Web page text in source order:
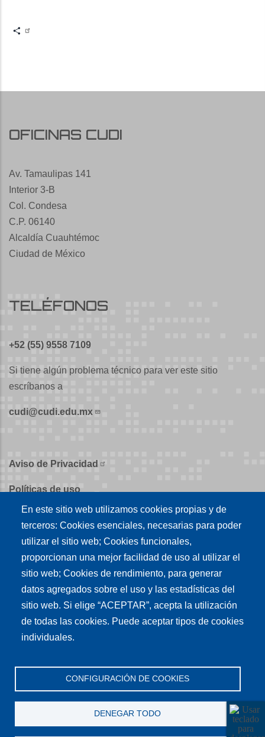
Share
En este sitio web utilizamos cookies propias y de
terceros: Cookies esenciales, necesarias para poder
utilizar el sitio web; Cookies funcionales,
proporcionan una mejor facilidad de uso al utilizar el
sitio web; Cookies de rendimiento, para generar
datos agregados sobre el uso y las estadísticas del
sitio web. Si elige “ACEPTAR”, acepta la utilización
de todas las cookies. Puede aceptar tipos de cookies
individuales.
CONFIGURACIÓN DE COOKIES
DENEGAR TODO
OFICINAS CUDI
Av. Tamaulipas 141
Interior 3-B
Col. Condesa
C.P. 06140
Alcaldía Cuauhtémoc
Ciudad de México
TELÉFONOS
+52 (55) 9558 7109
Si tiene algún problema técnico para ver este sitio
escríbanos a
cudi@cudi.edu.mx
Aviso de Privacidad
Políticas de uso
Políticas de publicación
Créditos
Tu conexión es
Síguenos en nuestras redes sociales